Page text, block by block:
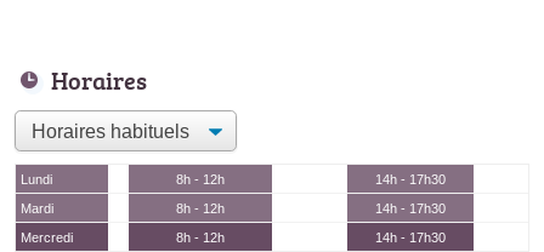
Horaires
Lundi 8h - 12h
14h - 17h30
Mardi
8h - 12h
14h - 17h30
Mercredi
8h - 12h
14h - 17h30